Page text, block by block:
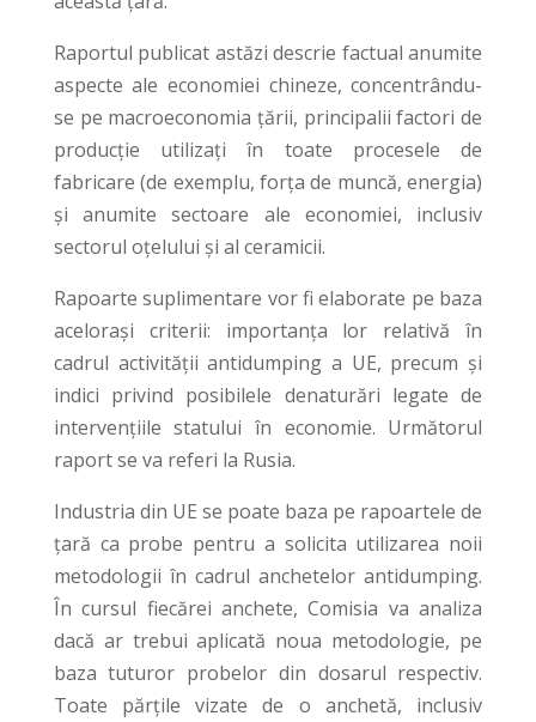
Raportul publicat astăzi descrie factual anumite
aspecte ale economiei chineze, concentrându-
se pe macroeconomia țării, principalii factori de
producție utilizați în toate procesele de
fabricare (de exemplu, forța de muncă, energia)
și anumite sectoare ale economiei, inclusiv
sectorul oțelului și al ceramicii.
Rapoarte suplimentare vor fi elaborate pe baza
acelorași criterii: importanța lor relativă în
cadrul activității antidumping a UE, precum și
indici privind posibilele denaturări legate de
intervențiile statului în economie. Următorul
raport se va referi la Rusia.
Industria din UE se poate baza pe rapoartele de
țară ca probe pentru a solicita utilizarea noii
metodologii în cadrul anchetelor antidumping.
În cursul fiecărei anchete, Comisia va analiza
dacă ar trebui aplicată noua metodologie, pe
baza tuturor probelor din dosarul respectiv.
Toate părțile vizate de o anchetă, inclusiv